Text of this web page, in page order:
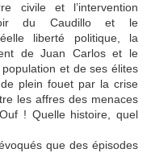
civile et l’intervention
du Caudillo et le
liberté politique, la
de Juan Carlos et le
et de ses élites
plein fouet par la crise
les affres des menaces
! Quelle histoire, quel
que des épisodes